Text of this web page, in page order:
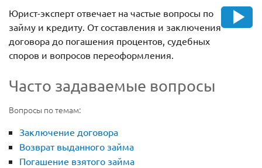
Юрист-эксперт отвечает на частые вопросы по
займу и кредиту. От составления и заключения
договора до погашения процентов, судебных
споров и вопросов переоформления.
Часто задаваемые вопросы
Вопросы по темам:
Заключение договора
Возврат выданного займа
Погашение взятого займа